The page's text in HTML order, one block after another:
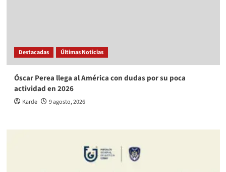
Destacadas Últimas Noticias
Óscar Perea llega al América con dudas por su poca
actividad en 2026
Karde 9 agosto, 2026